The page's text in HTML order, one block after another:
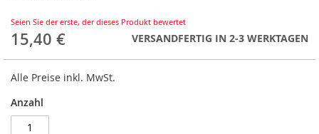
Seien Sie der erste, der dieses Produkt bewertet
15,40 € VERSANDFERTIG IN 2-3 WERKTAGEN
Alle Preise inkl. MwSt.
Anzahl